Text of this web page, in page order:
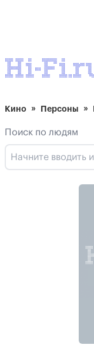
Кино Персоны
Поиск по людям